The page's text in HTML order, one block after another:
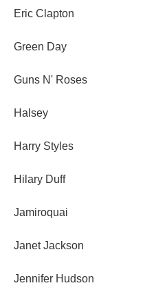
Eric Clapton
Green Day
Guns N' Roses
Halsey
Harry Styles
Hilary Duff
Jamiroquai
Janet Jackson
Jennifer Hudson